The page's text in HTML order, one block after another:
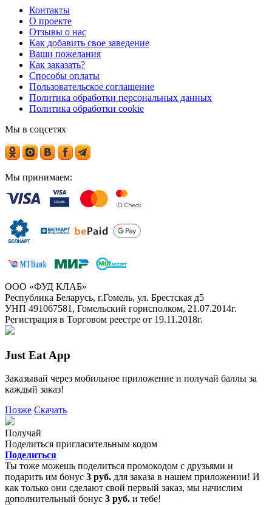
Контакты
О проекте
Отзывы о нас
Как добавить свое заведение
Ваши пожелания
Как заказать?
Способы оплаты
Пользовательское соглашение
Политика обработки персональных данных
Политика обработки cookie
Мы в соцсетях
Мы принимаем:
ООО «ФУД КЛАБ»
Республика Беларусь, г.Гомель, ул. Брестская д5
УНП 491067581, Гомельский горисполком, 21.07.2014г.
Регистрация в Торговом реестре от 19.11.2018г.
Just Eat App
Заказывай через мобильное приложение и получай баллы за
каждый заказ!
Позже Скачать
Получай
Поделиться пригласительным кодом
Поделиться
Ты тоже можешь поделиться промокодом с друзьями и
подарить им бонус 3 руб. для заказа в нашем приложении! И
как только они сделают свой первый заказ, мы начислим
дополнительный бонус 3 руб. и тебе!